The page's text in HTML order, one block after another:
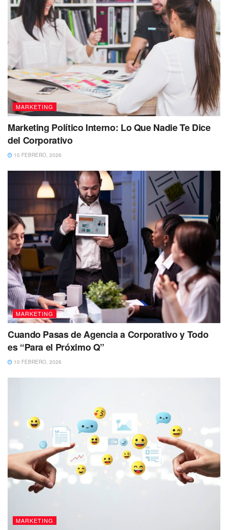
MARKETING
Marketing Político Interno: Lo Que Nadie Te Dice
del Corporativo
10 FEBRERO, 2026
MARKETING
Cuando Pasas de Agencia a Corporativo y Todo
es “Para el Próximo Q”
10 FEBRERO, 2026
MARKETING